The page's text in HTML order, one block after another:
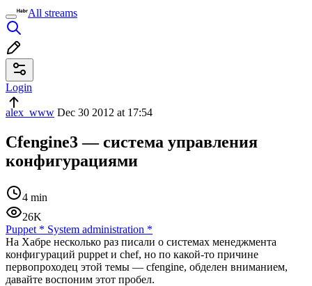
All streams
Login
alex_www Dec 30 2012 at 17:54
Cfengine3 — система управления
конфигурациями
4 min
26K
Puppet * System administration *
На Хабре несколько раз писали о системах менеджмента
конфигураций puppet и chef, но по какой-то причине
первопроходец этой темы — cfengine, обделен вниманием,
давайте воспоним этот пробел.